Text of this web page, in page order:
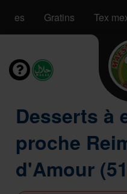
Pâtes Gratins Tex
Desserts à
proche
d'Amour